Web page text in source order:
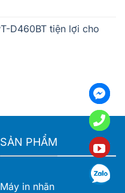
D460BT tiện lợi cho
SẢN PHẨM
Máy in nhãn